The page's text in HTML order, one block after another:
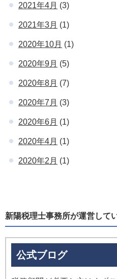
2021年4月 (3)
2021年3月 (1)
2020年10月 (1)
2020年9月 (5)
2020年8月 (7)
2020年7月 (3)
2020年6月 (1)
2020年4月 (1)
2020年2月 (1)
新陽税理士事務所が運営して
公式ブログ